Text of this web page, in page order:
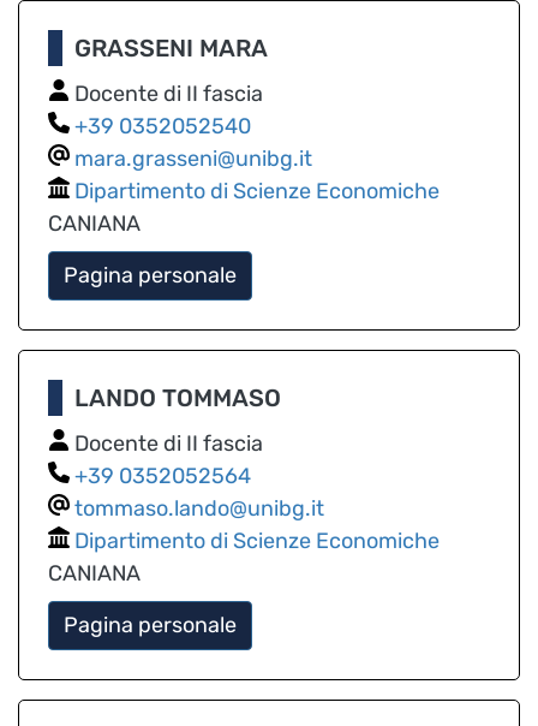
GRASSENI MARA
Docente di II fascia
0352052540
mara.grasseni@unibg.it
Dipartimento di Scienze Economiche
CANIANA
Pagina personale
LANDO TOMMASO
Docente di II fascia
0352052564
tommaso.lando@unibg.it
Dipartimento di Scienze Economiche
CANIANA
Pagina personale